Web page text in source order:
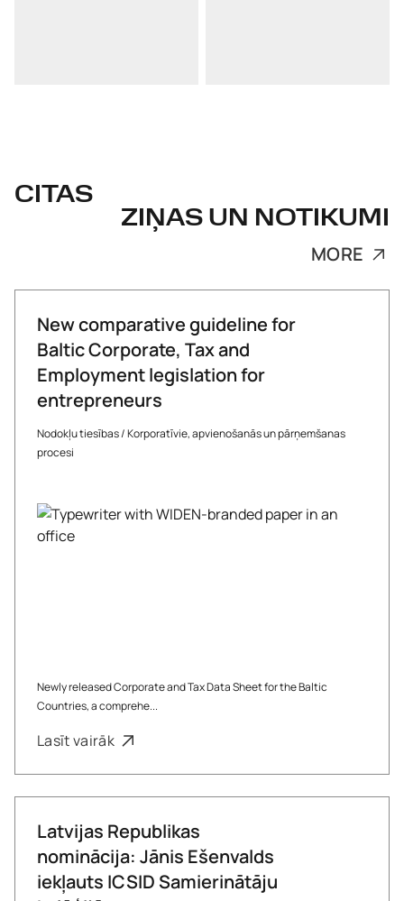
CITAS
ZIŅAS UN NOTIKUMI
MORE
New comparative guideline for
Baltic Corporate, Tax and
Employment legislation for
entrepreneurs
Nodokļu tiesības/Korporatīvie, apvienošanās un pārņemšanas
procesi
Newly released Corporate and Tax Data Sheet for the Baltic
Countries, a comprehe...
Lasīt vairāk
Latvijas Republikas
nominācija: Jānis Ešenvalds
iekļauts ICSID Samierinātāju